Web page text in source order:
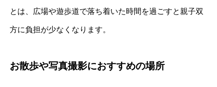
とは、広場や遊歩道で落ち着いた時間を過ごすと親子双
方に負担が少なくなります。
お散歩や写真撮影におすすめの場所